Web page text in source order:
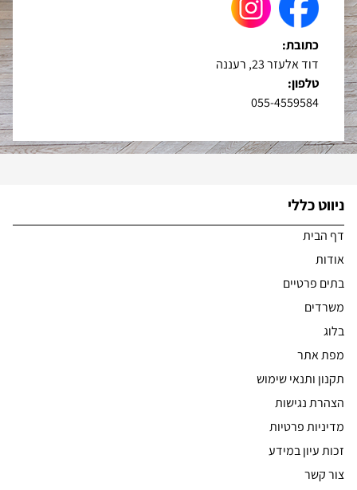
כתובת:
דוד אלעזר 23, רעננה
טלפון:
055-4559584
ניווט כללי
דף הבית
אודות
בתים פרטיים
משרדים
בלוג
מפת אתר
תקנון ותנאי שימוש
הצהרת נגישות
מדיניות פרטיות
זכות עיון במידע
צור קשר